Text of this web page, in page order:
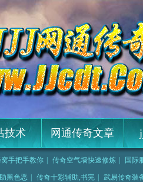
技术 网通传奇文章
手把手教你 传奇空气墙快速修炼 国际
黑色恶 传奇十彩辅助,书完 武易传奇装